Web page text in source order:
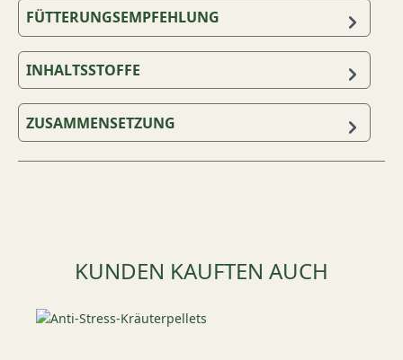
FÜTTERUNGSEMPFEHLUNG
INHALTSSTOFFE
ZUSAMMENSETZUNG
Produktgalerie überspringen
KUNDEN KAUFTEN AUCH